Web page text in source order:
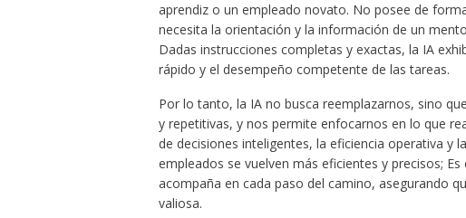
aprendiz o un empleado novato. No posee de
necesita la orientación y la información de un
Dadas instrucciones completas y exactas, la IA
rápido y el desempeño competente de las tareas.
Por lo tanto, la IA no busca reemplazarnos, sino
y repetitivas, y nos permite enfocarnos en lo que
de decisiones inteligentes, la eficiencia operativa y
empleados se vuelven más eficientes y precisos;
acompaña en cada paso del camino, asegurando
valiosa.